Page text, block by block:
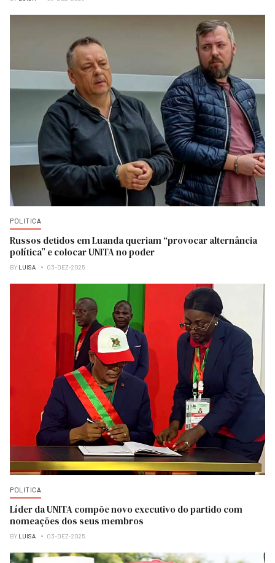
POLITICA
Russos detidos em Luanda queriam “provocar alternância
política” e colocar UNITA no poder
BY LUISA 03-DEZ-2025
POLITICA
Líder da UNITA compõe novo executivo do partido com
nomeações dos seus membros
BY LUISA 03-DEZ-2025